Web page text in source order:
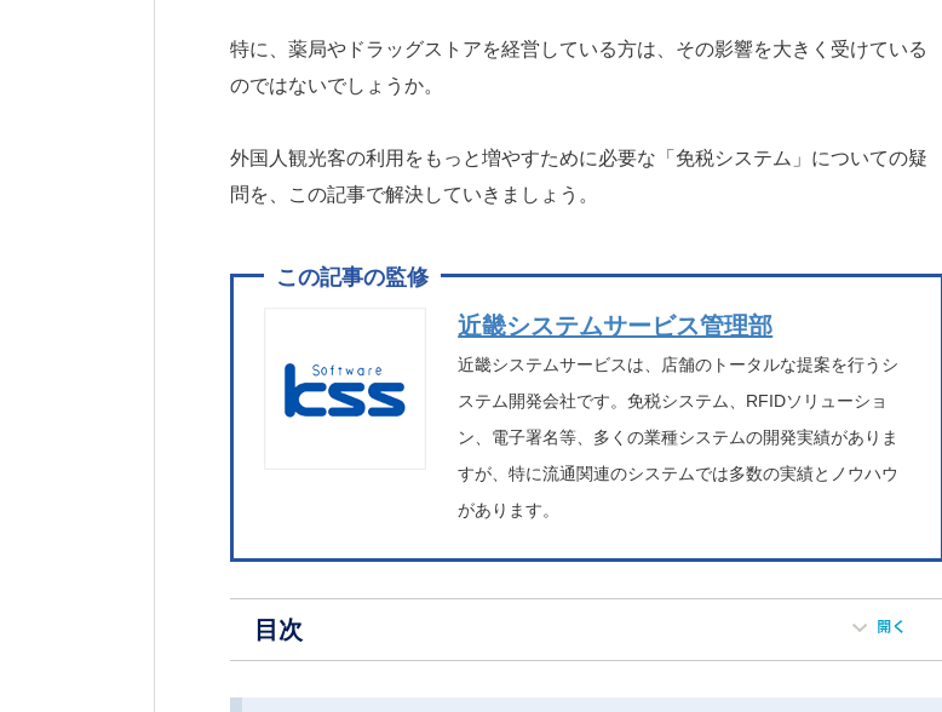
特に、薬局やドラッグストアを経営している方は、その影響を大きく受けている
のではないでしょうか。
外国人観光客の利用をもっと増やすために必要な「免税システム」についての疑
問を、この記事で解決していきましょう。
近畿システムサービス管理部
近畿システムサービスは、店舗のトータルな提案を行うシ
ステム開発会社です。免税システム、RFIDソリューショ
ン、電子署名等、多くの業種システムの開発実績がありま
すが、特に流通関連のシステムでは多数の実績とノウハウ
があります。
目次